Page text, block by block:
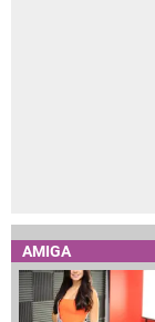
AMIGA